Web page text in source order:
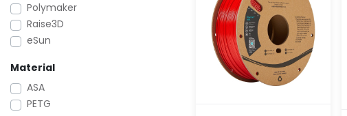
Polymaker
Raise3D
eSun
Material
ASA
PETG